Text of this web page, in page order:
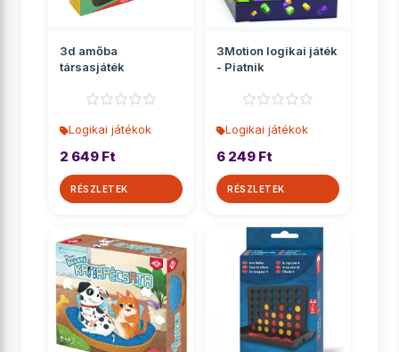
3d amőba
társasjáték
Logikai játékok
2 649 Ft
RÉSZLETEK
3Motion logikai játék
- Piatnik
Logikai játékok
6 249 Ft
RÉSZLETEK